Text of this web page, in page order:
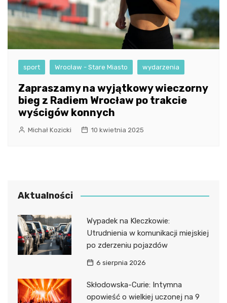
sport Wrocław - Stare Miasto wydarzenia
Zapraszamy na wyjątkowy wieczorny
bieg z Radiem Wrocław po trakcie
wyścigów konnych
Michał Kozicki 10 kwietnia 2025
Aktualności
Wypadek na Kleczkowie:
Utrudnienia w komunikacji miejskiej
po zderzeniu pojazdów
6 sierpnia 2026
Skłodowska-Curie: Intymna
opowieść o wielkiej uczonej na 9